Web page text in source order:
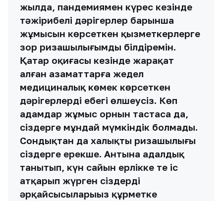
жылда, пандемиямен күрес кезінде
тәжірибелі дәрігерлер барынша
жұмысын көрсеткен қызметкерлерге
зор ризашылығымды білдіремін.
Қаңтар оқиғасы кезінде жарақат
алған азаматтарға жедел
медициналық көмек көрсеткен
дәрігерлердің еңбегі өлшеусіз. Көп
адамдар жұмыс орнын тастаса да,
сіздерге мұндай мүмкіндік болмады.
Сондықтан да халықтың ризашылығы
сіздерге ерекше. Антына адалдық
танытып, күн сайын ерлікке тең іс
атқарып жүрген сіздердің
әрқайсысыларыңыз құрметке